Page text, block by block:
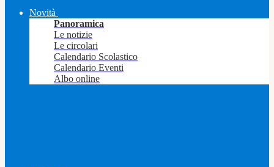
Novità
Panoramica
Le notizie
Le circolari
Calendario Scolastico
Calendario Eventi
Albo online